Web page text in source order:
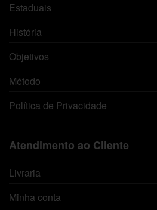
Estaduais
História
Objetivos
Método
Política de Privacidade
Atendimento ao Cliente
Livraria
Minha conta